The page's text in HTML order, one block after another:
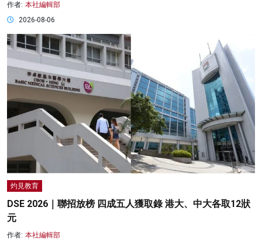
作者: 本社編輯部
2026-08-06
灼見教育
DSE 2026｜聯招放榜 四成五人獲取錄 港大、中大各取12狀
元
作者: 本社編輯部